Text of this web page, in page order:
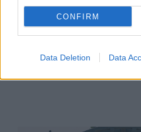
CONFIRM
Data Deletion Data
KICSERÉLTÉK A GYŐRI
Megkezdték az elhalasztott
ellátásokat.